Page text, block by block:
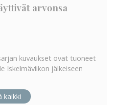
arvonsa
kuvaukset ovat tuoneet
Iskelmäviikon jälkeiseen
kaikki